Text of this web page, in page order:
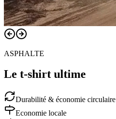
ASPHALTE
Le t-shirt ultime
Durabilité & économie circulaire
Economie locale